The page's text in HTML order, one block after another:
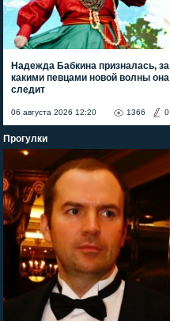
Надежда Бабкина призналась, за
какими певцами новой волны она
следит
06 августа 2026 12:20 0
1366
Прогулки